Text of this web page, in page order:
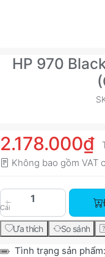
HP 970
2.178.000₫
Không bao gồm VAT
Cái
HP 970
Ưa thích So sánh
Tình trạng sản phẩm: